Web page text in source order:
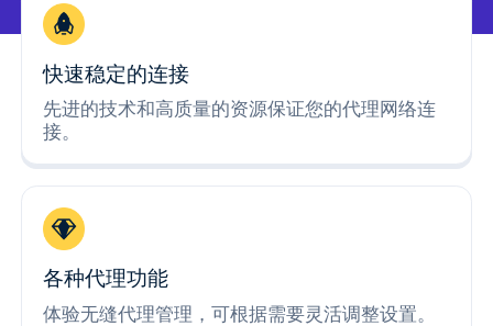
快速稳定的连接
先进的技术和高质量的资源保证您的代理网络连
接。
各种代理功能
体验无缝代理管理，可根据需要灵活调整设置。